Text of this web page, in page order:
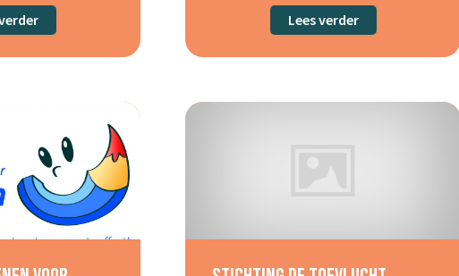
about Leger des Heils, woongroep De WisselLees verderabout Rode Kruis